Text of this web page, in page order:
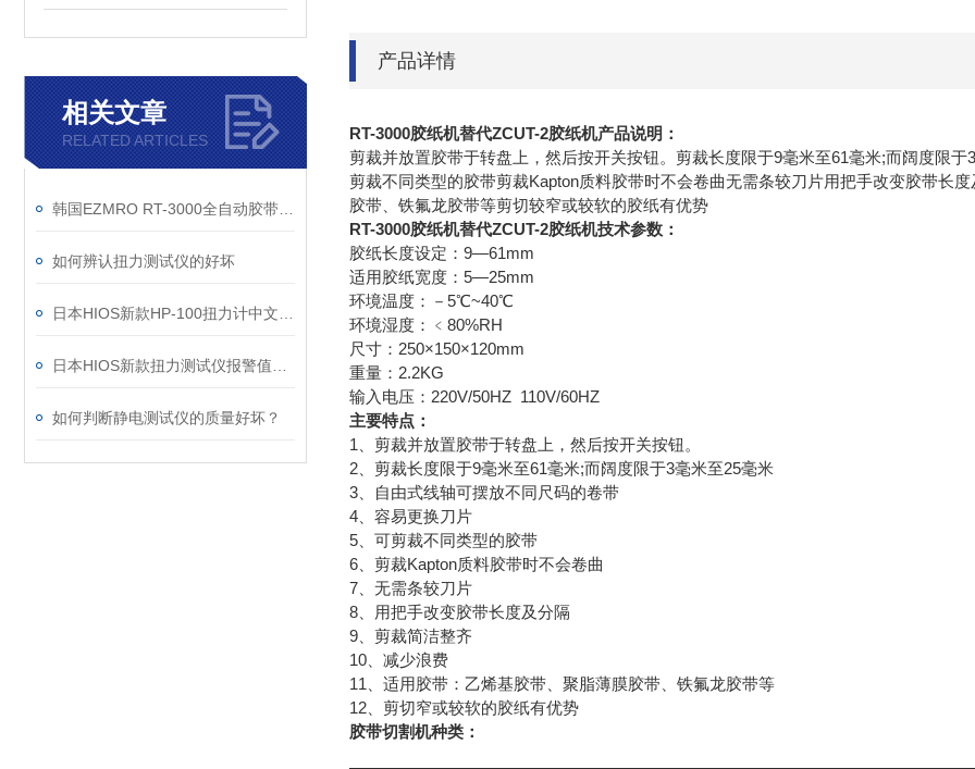
相关文章
RELATED ARTICLES
如何辨认扭力测试仪的好坏
如何判断静电测试仪的质量好坏？
产品详情
RT-3000胶纸机替代ZCUT-2胶纸机产品说明：
剪裁并放置胶带于转盘上，然后按开关按钮。剪裁长度限于9毫米至61毫米;而阔度限
剪裁不同类型的胶带剪裁Kapton质料胶带时不会卷曲无需条较刀片用把手改变胶带长
胶带、铁氟龙胶带等剪切较窄或较软的胶纸有优势
RT-3000胶纸机替代ZCUT-2胶纸机技术参数：
胶纸长度设定：9—61mm
适用胶纸宽度：5—25mm
环境温度：－5℃~40℃
环境湿度：﹤80%RH
尺寸：250×150×120mm
重量：2.2KG
输入电压：220V/50HZ 110V/60HZ
主要特点：
1、剪裁并放置胶带于转盘上，然后按开关按钮。
2、剪裁长度限于9毫米至61毫米;而阔度限于3毫米至25毫米
3、自由式线轴可摆放不同尺码的卷带
4、容易更换刀片
5、可剪裁不同类型的胶带
6、剪裁Kapton质料胶带时不会卷曲
7、无需条较刀片
8、用把手改变胶带长度及分隔
9、剪裁简洁整齐
10、减少浪费
11、适用胶带：乙烯基胶带、聚脂薄膜胶带、铁氟龙胶带等
12、剪切窄或较软的胶纸有优势
胶带切割机种类：